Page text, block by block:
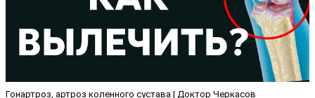
Гонартроз, артроз коленного сустава | Доктор Черкасов